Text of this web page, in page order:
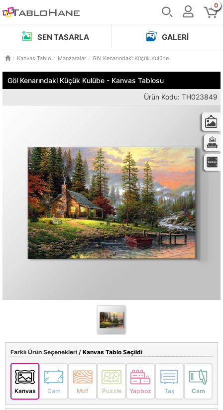
0
SEN TASARLA GALERI
Kanvas Tablo Manzaralar Göl Kenarındaki Küçük Kulübe
Göl Kenarındaki Küçük Kulübe - Kanvas Tablosu
Ürün Kodu: TH023849
Farklı Ürün Seçenekleri / Kanvas Tablo Seçildi
Kanvas Cam Mdf Puzzle Yapboz Taş Cam